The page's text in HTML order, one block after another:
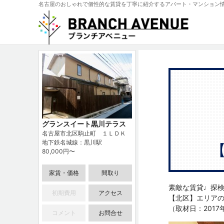
名古屋のおしゃれで個性的な賃貸を丁寧に紹介するアパート・マンション
グランスイート黒川テラス
名古屋市北区駒止町 １ＬＤＫ
地下鉄名城線：黒川駅
80,000円〜
家賃・価格 間取り
初期費用 アクセス
コメント お問合せ
素敵な賃貸♩探
【北区】エリア
（取材日：2017